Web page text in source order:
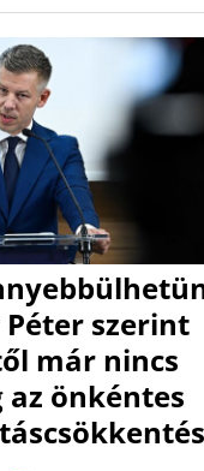
szerint
már nincs
az önkéntes